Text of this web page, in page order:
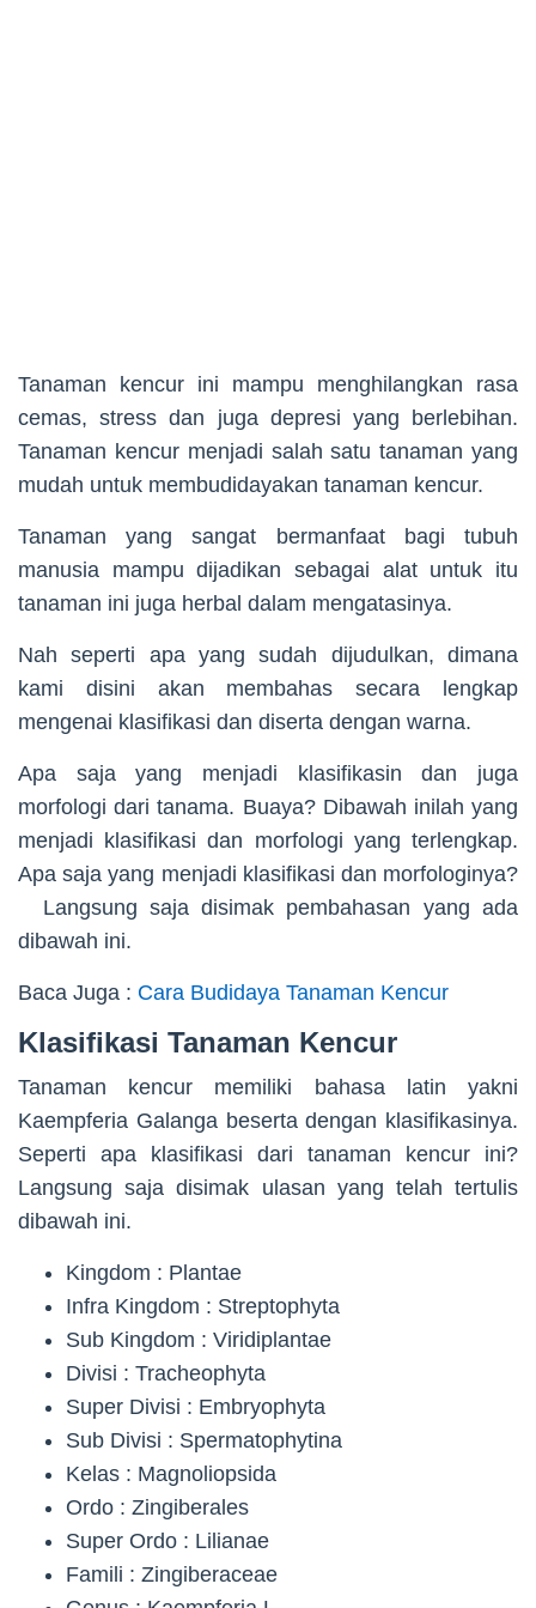
Tanaman kencur ini mampu menghilangkan rasa
cemas, stress dan juga depresi yang berlebihan.
Tanaman kencur menjadi salah satu tanaman yang
mudah untuk membudidayakan tanaman kencur.
Tanaman yang sangat bermanfaat bagi tubuh
manusia mampu dijadikan sebagai alat untuk itu
tanaman ini juga herbal dalam mengatasinya.
Nah seperti apa yang sudah dijudulkan, dimana
kami disini akan membahas secara lengkap
mengenai klasifikasi dan diserta dengan warna.
Apa saja yang menjadi klasifikasin dan juga
morfologi dari tanama. Buaya? Dibawah inilah yang
menjadi klasifikasi dan morfologi yang terlengkap.
Apa saja yang menjadi klasifikasi dan morfologinya?
Langsung saja disimak pembahasan yang ada
dibawah ini.
Baca Juga : Cara Budidaya Tanaman Kencur
Klasifikasi Tanaman Kencur
Tanaman kencur memiliki bahasa latin yakni
Kaempferia Galanga beserta dengan klasifikasinya.
Seperti apa klasifikasi dari tanaman kencur ini?
Langsung saja disimak ulasan yang telah tertulis
dibawah ini.
Kingdom : Plantae
Infra Kingdom : Streptophyta
Sub Kingdom : Viridiplantae
Divisi : Tracheophyta
Super Divisi : Embryophyta
Sub Divisi : Spermatophytina
Kelas : Magnoliopsida
Ordo : Zingiberales
Super Ordo : Lilianae
Famili : Zingiberaceae